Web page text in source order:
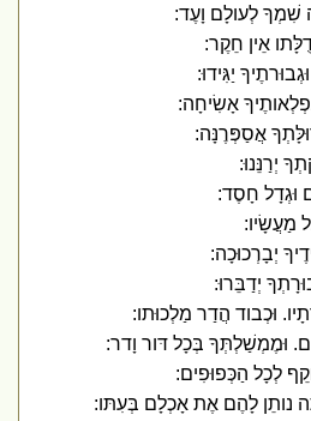
לְעולָם וָעֶד:
אֵין חֵקֶר:
יַגִּידוּ:
אָשִׂיחָה:
אֲסַפְּרֶנָּה:
יְרַנֵּנוּ:
חָסֶד:
יְבָרְכוּכָה:
יְדַבֵּרוּ:
וּכְבוד הֲדַר מַלְכוּתו:
וּמֶמְשַׁלְתְּךָ בְּכָל דּור וָדר:
לְכָל הַכְּפוּפִים:
נותֵן לָהֶם אֶת אָכְלָם בְּעִתּו: